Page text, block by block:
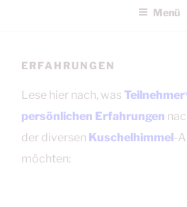
Menü
ERFAHRUNGEN
Lese hier nach, was
persönlichen Erfahrungen
der diversen Kuschelhimmel-
möchten: